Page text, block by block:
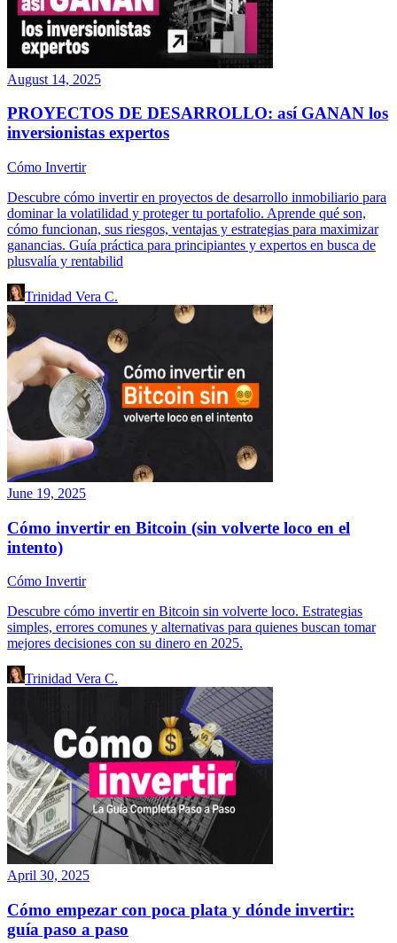
August 14, 2025
PROYECTOS DE DESARROLLO: así GANAN los
inversionistas expertos
Cómo Invertir
Descubre cómo invertir en proyectos de desarrollo inmobiliario para
dominar la volatilidad y proteger tu portafolio. Aprende qué son,
cómo funcionan, sus riesgos, ventajas y estrategias para maximizar
ganancias. Guía práctica para principiantes y expertos en busca de
plusvalía y rentabilid
Trinidad Vera C.
June 19, 2025
Cómo invertir en Bitcoin (sin volverte loco en el
intento)
Cómo Invertir
Descubre cómo invertir en Bitcoin sin volverte loco. Estrategias
simples, errores comunes y alternativas para quienes buscan tomar
mejores decisiones con su dinero en 2025.
Trinidad Vera C.
April 30, 2025
Cómo empezar con poca plata y dónde invertir:
guía paso a paso